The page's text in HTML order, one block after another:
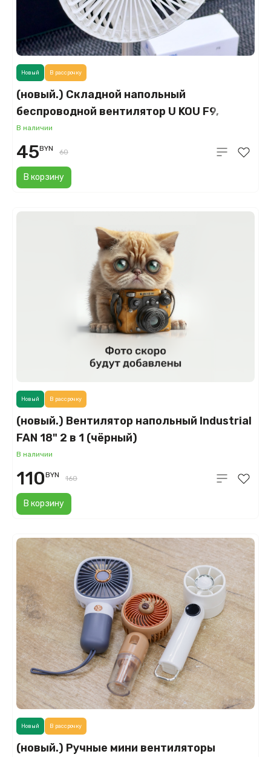
(новый.) Складной напольный
беспроводной вентилятор U KOU F9,
белый
В наличии
В корзину
Новый В рассрочку
45BYN 60
(новый.) Вентилятор напольный Industrial
FAN 18" 2 в 1 (чёрный)
В наличии
В корзину
Новый В рассрочку
110BYN 160
(новый.) Ручные мини вентиляторы
Новый В рассрочку